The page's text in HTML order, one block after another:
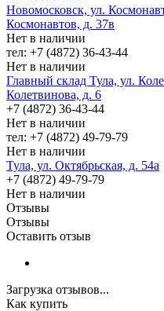
Новомосковск, ул.
Космонавтов, д. 37в
Нет в наличии
тел: +7 (4872) 36-43-44
Нет в наличии
Главный склад Тула, ул.
Колетвинова, д. 6
+7 (4872) 36-43-44
Нет в наличии
тел: +7 (4872) 49-79-79
Нет в наличии
Тула, ул. Октябрьская, д. 54а
+7 (4872) 49-79-79
Нет в наличии
Отзывы
Отзывы
Оставить отзыв
Загрузка отзывов...
Как купить